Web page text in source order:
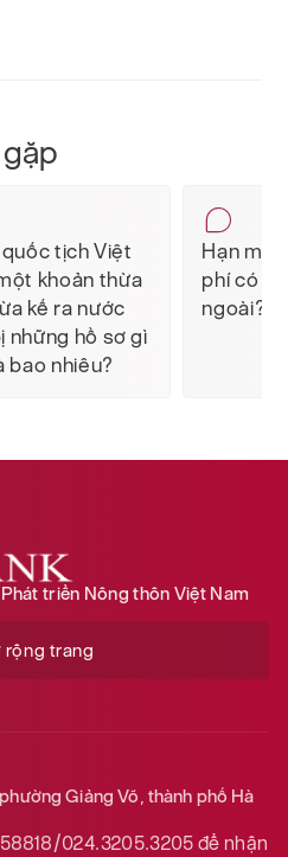
tịch Việt
khoản thừa
kế ra nước
những hồ sơ gì
bao nhiêu?
Hạn
phí có
ngoài?
triển Nông thôn Việt Nam
rộng trang
Giảng Võ, thành phố Hà
024.3205.3205để nhận